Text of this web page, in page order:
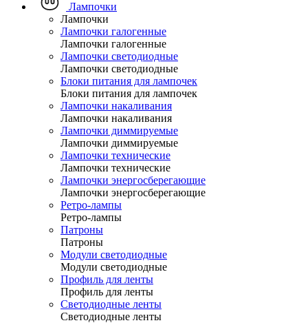
Лампочки
Лампочки
Лампочки галогенные
Лампочки галогенные
Лампочки светодиодные
Лампочки светодиодные
Блоки питания для лампочек
Блоки питания для лампочек
Лампочки накаливания
Лампочки накаливания
Лампочки диммируемые
Лампочки диммируемые
Лампочки технические
Лампочки технические
Лампочки энергосберегающие
Лампочки энергосберегающие
Ретро-лампы
Ретро-лампы
Патроны
Патроны
Модули светодиодные
Модули светодиодные
Профиль для ленты
Профиль для ленты
Светодиодные ленты
Светодиодные ленты